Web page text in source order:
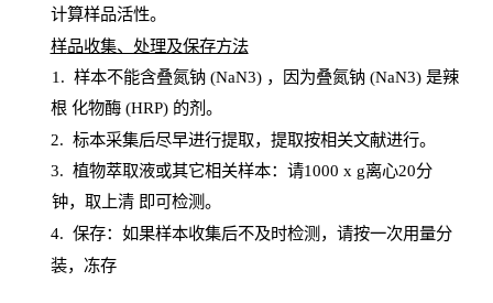
计算样品活性。
样品收集、处理及保存方法
1 . 样本不能含叠氮钠(NaN3) ，因为叠氮钠 (NaN3) 是辣
根 化物酶(HRP) 的剂。
2. 标本采集后尽早进行提取，提取按相关文献进行。
3. 植物萃取液或其它相关样本：请1000 x g离心20分
钟，取上清 即可检测。
4. 保存：如果样本收集后不及时检测，请按一次用量分
装，冻存